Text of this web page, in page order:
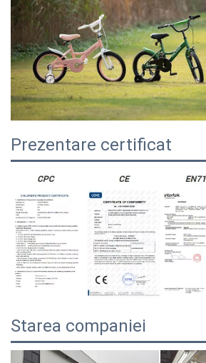
Prezentare certificat
Starea companiei